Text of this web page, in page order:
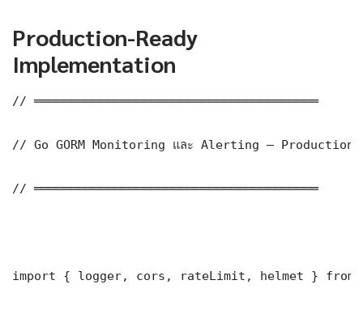
Production-Ready
Implementation
// ═══════════════════════════════════════
// Go GORM Monitoring และ Alerting — Production
// ═══════════════════════════════════════
import { logger, cors, rateLimit, helmet } from